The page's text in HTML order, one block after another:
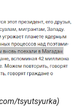
tsyutsyurka)